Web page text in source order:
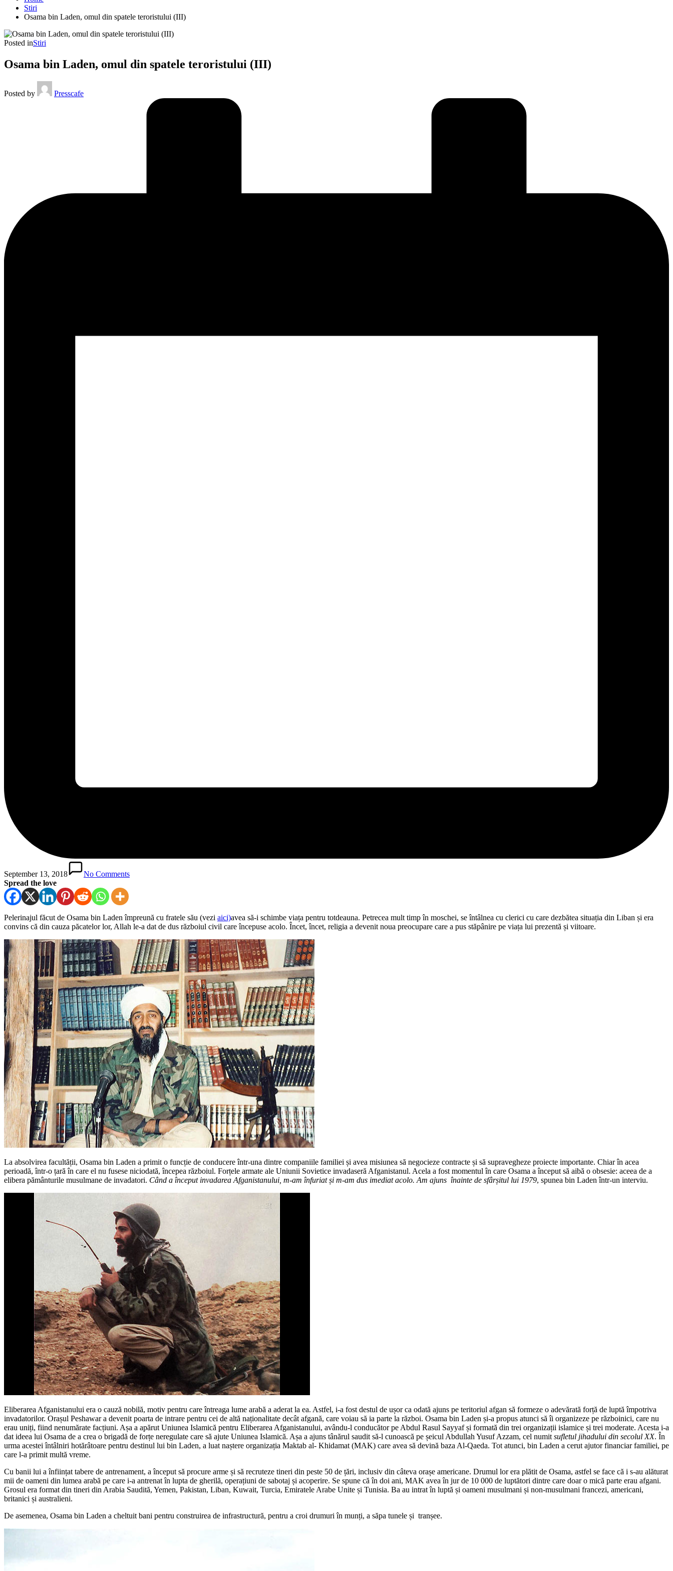
Stiri
Osama bin Laden, omul din spatele teroristului (III)
Posted inStiri
Osama bin Laden, omul din spatele teroristului (III)
Posted by Presscafe
September 13, 2018
No Comments
Spread the love
Pelerinajul făcut de Osama bin Laden împreună cu fratele său (vezi aici)avea să-i schimbe viața pentru totdeauna. Petrecea mult timp în moschei, se întâlnea cu clerici cu care dezbătea situația din Liban și era
convins că din cauza păcatelor lor, Allah le-a dat de dus războiul civil care începuse acolo. Încet, încet, religia a devenit noua preocupare care a pus stăpânire pe viața lui prezentă și viitoare.
La absolvirea facultății, Osama bin Laden a primit o funcție de conducere într-una dintre companiile familiei și avea misiunea să negocieze contracte și să supravegheze proiecte importante. Chiar în acea
perioadă, într-o țară în care el nu fusese niciodată, începea războiul. Forțele armate ale Uniunii Sovietice invadaseră Afganistanul. Acela a fost momentul în care Osama a început să aibă o obsesie: aceea de a
elibera pământurile musulmane de invadatori. Când a început invadarea Afganistanului, m-am înfuriat și m-am dus imediat acolo. Am ajuns înainte de sfârșitul lui 1979, spunea bin Laden într-un interviu.
Eliberarea Afganistanului era o cauză nobilă, motiv pentru care întreaga lume arabă a aderat la ea. Astfel, i-a fost destul de ușor ca odată ajuns pe teritoriul afgan să formeze o adevărată forță de luptă împotriva
invadatorilor. Orașul Peshawar a devenit poarta de intrare pentru cei de altă naționalitate decât afgană, care voiau să ia parte la război. Osama bin Laden și-a propus atunci să îi organizeze pe războinici, care nu
erau uniți, fiind nenumărate facțiuni. Așa a apărut Uniunea Islamică pentru Eliberarea Afganistanului, avându-l conducător pe Abdul Rasul Sayyaf și formată din trei organizații islamice și trei moderate. Acesta i-a
dat ideea lui Osama de a crea o brigadă de forțe neregulate care să ajute Uniunea Islamică. Așa a ajuns tânărul saudit să-l cunoască pe șeicul Abdullah Yusuf Azzam, cel numit sufletul jihadului din secolul XX. În
urma acestei întâlniri hotărâtoare pentru destinul lui bin Laden, a luat naștere organizația Maktab al- Khidamat (MAK) care avea să devină baza Al-Qaeda. Tot atunci, bin Laden a cerut ajutor financiar familiei, pe
care l-a primit multă vreme.
Cu banii lui a înființat tabere de antrenament, a început să procure arme și să recruteze tineri din peste 50 de țări, inclusiv din câteva orașe americane. Drumul lor era plătit de Osama, astfel se face că i s-au alăturat
mii de oameni din lumea arabă pe care i-a antrenat în lupta de gherilă, operațiuni de sabotaj și acoperire. Se spune că în doi ani, MAK avea în jur de 10 000 de luptători dintre care doar o mică parte erau afgani.
Grosul era format din tineri din Arabia Saudită, Yemen, Pakistan, Liban, Kuwait, Turcia, Emiratele Arabe Unite și Tunisia. Ba au intrat în luptă și oameni musulmani și non-musulmani francezi, americani,
britanici și australieni.
De asemenea, Osama bin Laden a cheltuit bani pentru construirea de infrastructură, pentru a croi drumuri în munți, a săpa tunele și tranșee.